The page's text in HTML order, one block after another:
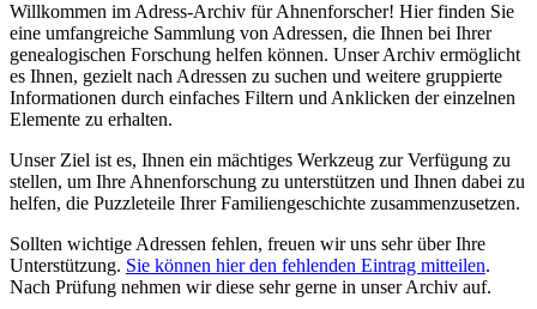
Willkommen im Adress-Archiv für Ahnenforscher! Hier finden Sie
eine umfangreiche Sammlung von Adressen, die Ihnen bei Ihrer
genealogischen Forschung helfen können. Unser Archiv ermöglicht
es Ihnen, gezielt nach Adressen zu suchen und weitere gruppierte
Informationen durch einfaches Filtern und Anklicken der einzelnen
Elemente zu erhalten.
Unser Ziel ist es, Ihnen ein mächtiges Werkzeug zur Verfügung zu
stellen, um Ihre Ahnenforschung zu unterstützen und Ihnen dabei zu
helfen, die Puzzleteile Ihrer Familiengeschichte zusammenzusetzen.
Sollten wichtige Adressen fehlen, freuen wir uns sehr über Ihre
Unterstützung. Sie können hier den fehlenden Eintrag mitteilen.
Nach Prüfung nehmen wir diese sehr gerne in unser Archiv auf.